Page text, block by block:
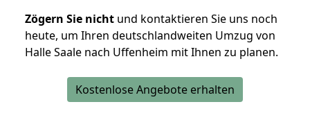
Zögern Sie nicht und kontaktieren Sie uns noch
heute, um Ihren deutschlandweiten Umzug von
Halle Saale nach Uffenheim mit Ihnen zu planen.
Kostenlose Angebote erhalten